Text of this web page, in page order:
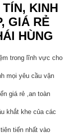
KINH
GIÁ RẺ
HÙNG
trong lĩnh vực cho
mọi yêu cầu vận
giá rẻ ,an toàn
khắt khe của các
tiến nhất vào